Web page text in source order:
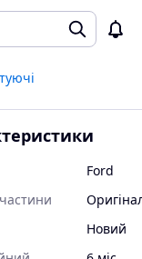
Ford
Новий